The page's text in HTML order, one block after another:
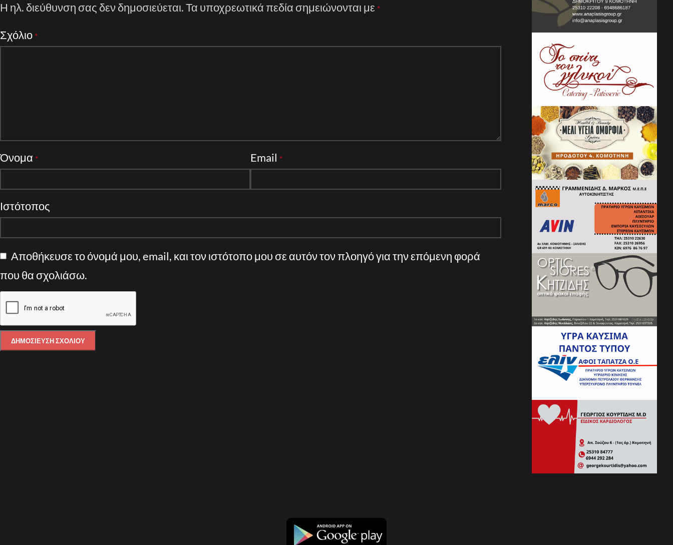
Η ηλ. διεύθυνση σας δεν δημοσιεύεται.Τα υποχρεωτικά πεδία σημειώνονται με *
Σχόλιο *
Όνομα * Email *
Ιστότοπος
Αποθήκευσε το όνομά μου, email, και τον ιστότοπο μου σε αυτόν τον πλοηγό για την επόμενη φορά
που θα σχολιάσω.